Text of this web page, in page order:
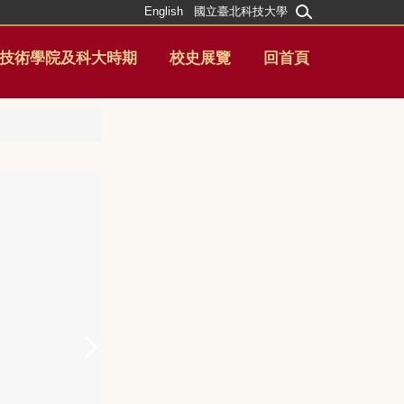
技術學院及科大時期 校史展覽 回首頁
English 國立臺北科技大學